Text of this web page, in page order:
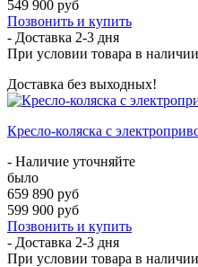
549 900 руб
Позвонить и купить
- Доставка 2-3 дня
При условии товара в
Доставка без выходных!
Кресло-коляска с
- Наличие уточняйте
было
659 890 руб
599 900 руб
Позвонить и купить
- Доставка 2-3 дня
При условии товара в